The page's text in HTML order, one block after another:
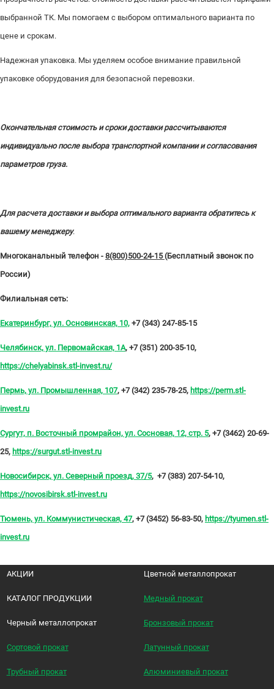
выбранной ТК. Мы помогаем с выбором оптимального варианта по
цене и срокам.
Надежная упаковка. Мы уделяем особое внимание правильной
упаковке оборудования для безопасной перевозки.
Окончательная стоимость и сроки доставки рассчитываются
индивидуально после выбора транспортной компании и согласования
параметров груза.
Для расчета доставки и выбора оптимального варианта обратитесь к
вашему менеджеру.
Многоканальный телефон - 8(800)500-24-15(Бесплатный звонок по
России)
Филиальная сеть:
Екатеринбург, ул. Основинская, 10, +7 (343) 247-85-15
Челябинск, ул. Первомайская, 1А, +7 (351) 200-35-10,
https://chelyabinsk.stl-invest.ru/
Пермь, ул. Промышленная, 107, +7 (342) 235-78-25, https://perm.stl-
invest.ru
Сургут, п. Восточный промрайон, ул. Сосновая, 12, стр. 5, +7 (3462) 20-69-
25, https://surgut.stl-invest.ru
Новосибирск, ул. Северный проезд, 37/5, +7 (383) 207-54-10,
https://novosibirsk.stl-invest.ru
Тюмень, ул. Коммунистическая, 47, +7 (3452) 56-83-50, https://tyumen.stl-
invest.ru
АКЦИИ
КАТАЛОГ ПРОДУКЦИИ
Черный металлопрокат
Сортовой прокат
Трубный прокат
Цветной металлопрокат
Медный прокат
Бронзовый прокат
Латунный прокат
Алюминиевый прокат